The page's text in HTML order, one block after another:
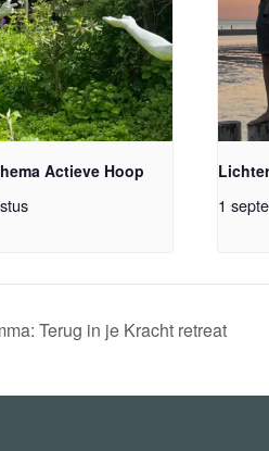
Actieve Hoop
1
Terug in je Kracht retreat